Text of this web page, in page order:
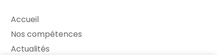
Accueil
Nos compétences
Actualités